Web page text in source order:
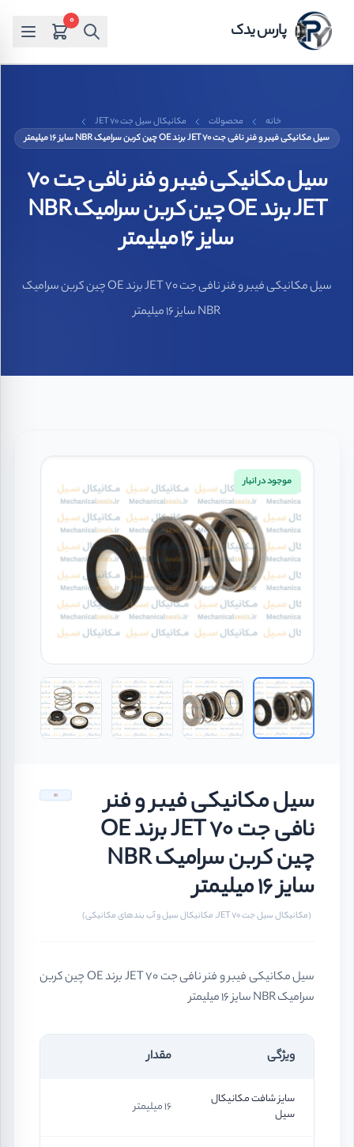
پارس یدک 0
خانه محصولات
مکانیکال سیل جت JET 70
سیل مکانیکی فیبر و فنر نافی جت 70 JET برند OE چین کربن سرامیک NBR سایز 16 میلیمتر
سیل مکانیکی فیبر و فنر نافی جت 70
JET برند OE چین کربن سرامیک NBR
سایز 16 میلیمتر
سیل مکانیکی فیبر و فنر نافی جت 70 JET برند OE چین کربن سرامیک
NBR سایز 16 میلیمتر
موجود در انبار
سیل مکانیکی فیبر و فنر
نافی جت 70 JET برند OE
چین کربن سرامیک NBR
سایز 16 میلیمتر
(مکانیکال سیل جت JET 70, مکانیکال سیل و آب بندهای مکانیکی)
سیل مکانیکی فیبر و فنر نافی جت 70 JET برند OE چین کربن
سرامیک NBR سایز 16 میلیمتر
ویژگی مقدار
سایز شافت مکانیکال
سیل
16 میلیمتر